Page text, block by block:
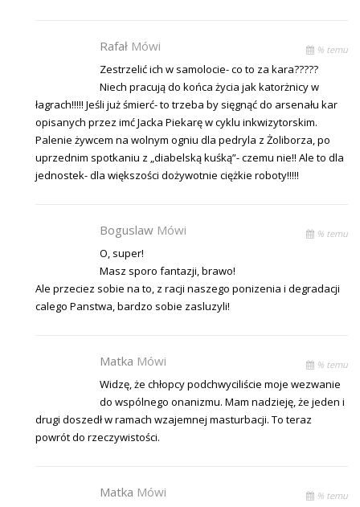
Rafał Mówi % temu
Zestrzelić ich w samolocie- co to za kara?????
Niech pracują do końca życia jak katorżnicy w
łagrach!!!!! Jeśli już śmierć- to trzeba by sięgnąć do arsenału kar
opisanych przez imć Jacka Piekarę w cyklu inkwizytorskim.
Palenie żywcem na wolnym ogniu dla pedryla z Żoliborza, po
uprzednim spotkaniu z „diabelską kuśką”- czemu nie!! Ale to dla
jednostek- dla większości dożywotnie ciężkie roboty!!!!!
Boguslaw Mówi % temu
O, super!
Masz sporo fantazji, brawo!
Ale przeciez sobie na to, z racji naszego ponizenia i degradacji
calego Panstwa, bardzo sobie zasluzyli!
Matka Mówi % temu
Widzę, że chłopcy podchwyciliście moje wezwanie
do wspólnego onanizmu. Mam nadzieję, że jeden i
drugi doszedł w ramach wzajemnej masturbacji. To teraz
powrót do rzeczywistości.
Matka Mówi % temu